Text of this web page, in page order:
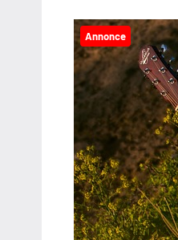
Annonce